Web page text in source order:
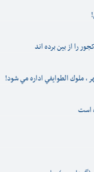
را از بين برده اند
، ملوك الطوايفي اداره مي شود!
است